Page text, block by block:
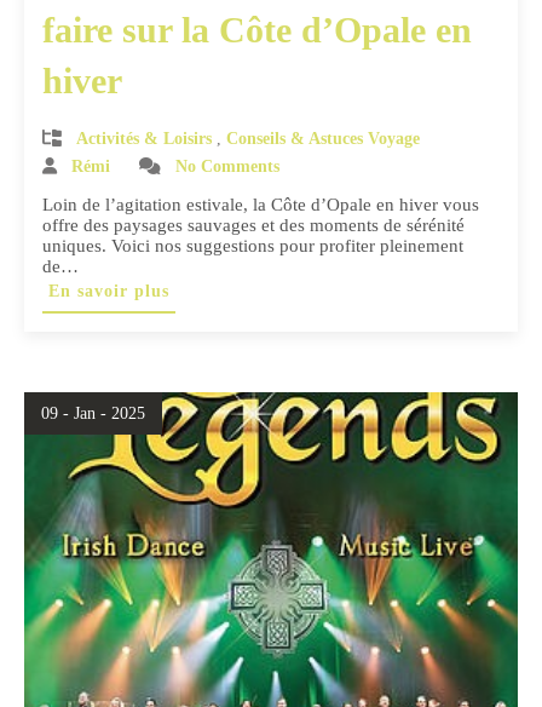
faire sur la Côte d’Opale en
hiver
Activités & Loisirs , Conseils & Astuces Voyage
Rémi
No Comments
Loin de l’agitation estivale, la Côte d’Opale en hiver vous
offre des paysages sauvages et des moments de sérénité
uniques. Voici nos suggestions pour profiter pleinement
de…
En savoir plus
09 - Jan - 2025